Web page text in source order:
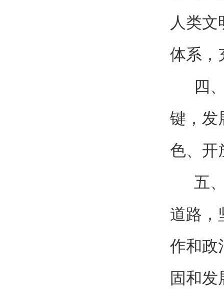
人类
体系，
四、
键，发
色、开
五、
道路，
作和政
固和